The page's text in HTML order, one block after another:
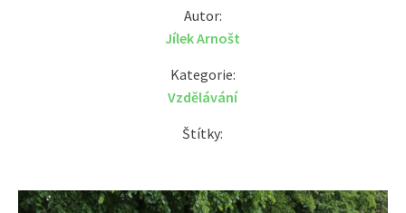
Autor:
Jílek Arnošt
Kategorie:
Vzdělávání
Štítky: